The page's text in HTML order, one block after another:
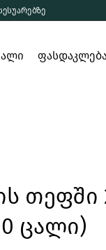
თეფში
ცალი)